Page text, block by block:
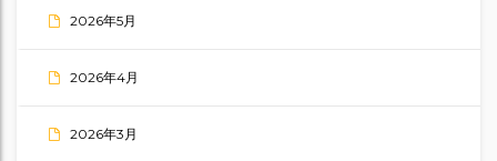
2026年5月
2026年4月
2026年3月